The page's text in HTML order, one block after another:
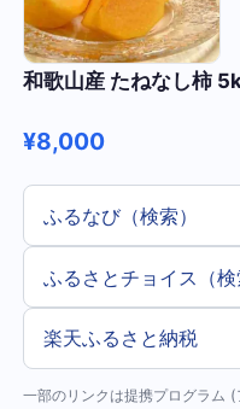
和歌山産 たねなし柿
¥8,000
ふるなび（検索）
ふるさとチョイス（検
楽天ふるさと納税
一部のリンクは提携プログラム